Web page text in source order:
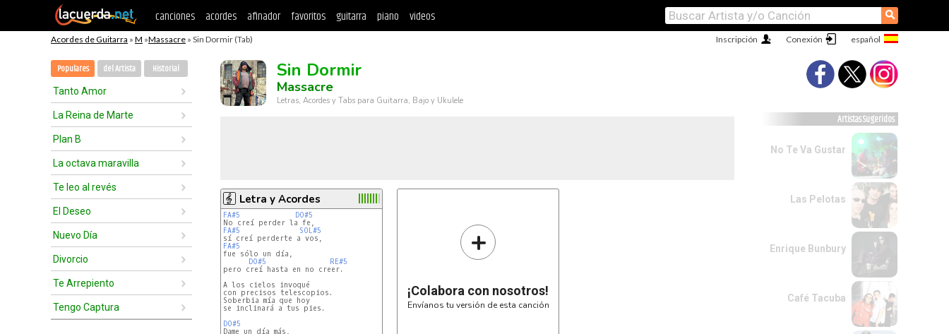
canciones acordes afinador favoritos guitarra piano videos ⚲
Acordes de Guitarra » M »Massacre » Sin Dormir (Tab) Conexión
Inscripción
Populares del Artista Historial
Tanto Amor
La Reina de Marte
Plan B
La octava maravilla
Te leo al revés
El Deseo
Nuevo Día
Divorcio
Te Arrepiento
Tengo Captura
Sin Dormir
Massacre
Letras, Acordes y Tabs para Guitarra, Bajo y Ukulele
Letra y Acordes
FA#5
DO#5
FA#5
SOL#5
FA#5
DO#5
RE#5
pero creí hasta en no creer.
A los cielos invoqué
con precisos telescopios.
Soberbia mía que hoy
se inclinará a tus pies.
DO#5
+
¡Colabora con nosotros!
Envíanos tu versión de esta canción
Artistas Sugeridos
No Te Va Gustar
Las Pelotas
Enrique Bunbury
Café Tacuba